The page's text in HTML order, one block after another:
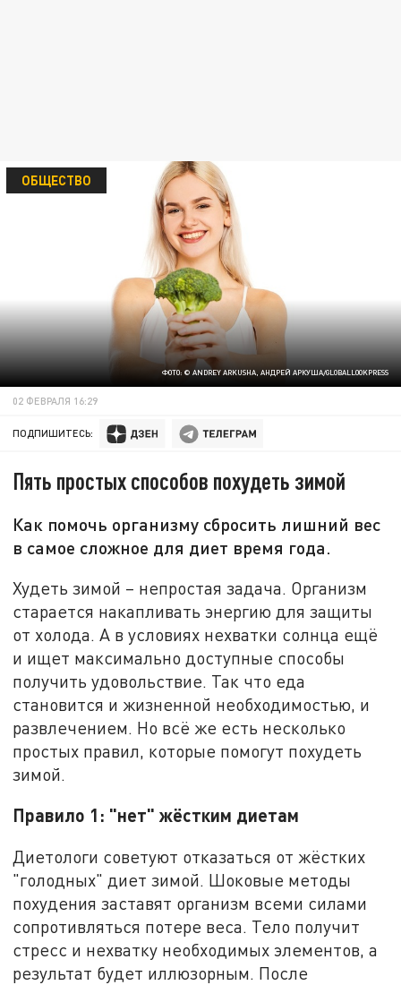
ФОТО: © ANDREY ARKUSHA, АНДРЕЙ АРКУША/GLOBALLOOKPRESS
ОБЩЕСТВО
02 ФЕВРАЛЯ 16:29
ПОДПИШИТЕСЬ:
Пять простых способов похудеть зимой
Как помочь организму сбросить лишний вес
в самое сложное для диет время года.
Худеть зимой – непростая задача. Организм
старается накапливать энергию для защиты
от холода. А в условиях нехватки солнца ещё
и ищет максимально доступные способы
получить удовольствие. Так что еда
становится и жизненной необходимостью, и
развлечением. Но всё же есть несколько
простых правил, которые помогут похудеть
зимой.
Правило 1: "нет" жёстким диетам
Диетологи советуют отказаться от жёстких
"голодных" диет зимой. Шоковые методы
похудения заставят организм всеми силами
сопротивляться потере веса. Тело получит
стресс и нехватку необходимых элементов, а
результат будет иллюзорным. После